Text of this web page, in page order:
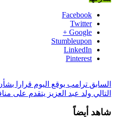
Facebook
Twitter
Google +
Stumbleupon
LinkedIn
Pinterest
السابق ترامب يوقع اليوم قرارا
التالي ولد عبد العزيز يتقدم على
شاهد أيضاً